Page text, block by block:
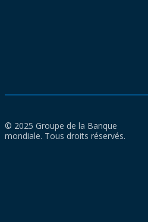
© 2025 Groupe de la Banque
mondiale. Tous droits réservés.